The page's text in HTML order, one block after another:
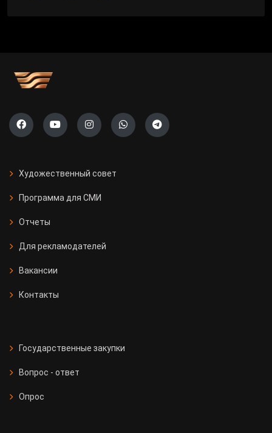
Художественный совет
Программа для СМИ
Отчеты
Для рекламодателей
Вакансии
Контакты
Государственные закупки
Вопрос - ответ
Опрос